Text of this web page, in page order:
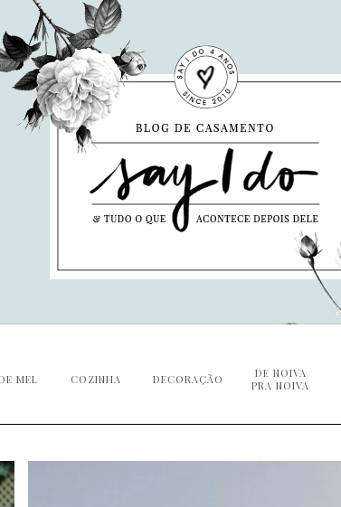
MEL COZINHA DECORAÇÃO
DE NOIVA
PRA NOIVA